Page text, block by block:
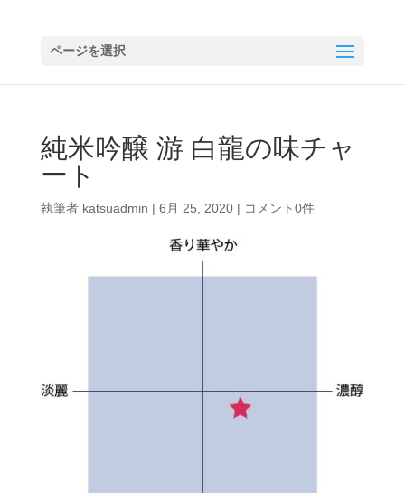
ページを選択
純米吟醸 游 白龍の味チャ
ート
執筆者 katsuadmin | 6月 25, 2020| コメント0件